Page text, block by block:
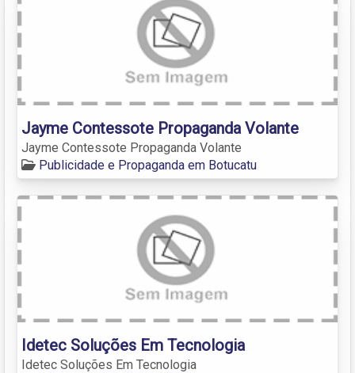
Jayme Contessote Propaganda Volante
Jayme Contessote Propaganda Volante
Publicidade e Propaganda em Botucatu
Idetec Soluções Em Tecnologia
Idetec Soluções Em Tecnologia